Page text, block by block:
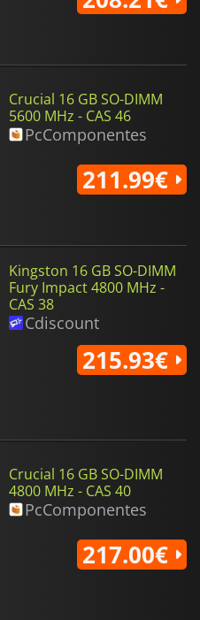
Crucial 16 GB SO-DIMM
5600 MHz - CAS 46
PcComponentes
211.99€
Kingston 16 GB SO-DIMM
Fury Impact 4800 MHz -
CAS 38
Cdiscount
215.93€
Crucial 16 GB SO-DIMM
4800 MHz - CAS 40
PcComponentes
217.00€